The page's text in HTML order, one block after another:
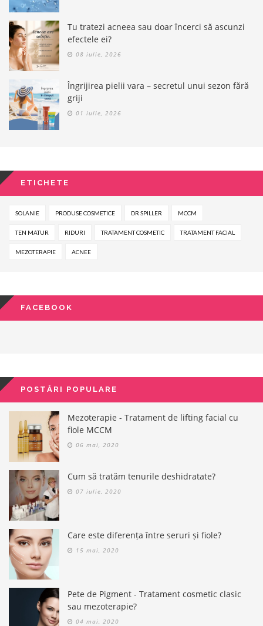
Tu tratezi acneea sau doar încerci să ascunzi
efectele ei?
08 iulie, 2026
Îngrijirea pielii vara – secretul unui sezon fără
griji
01 iulie, 2026
ETICHETE
SOLANIE PRODUSE COSMETICE DR SPILLER MCCM
TEN MATUR RIDURI TRATAMENT COSMETIC TRATAMENT FACIAL
MEZOTERAPIE ACNEE
FACEBOOK
POSTĂRI POPULARE
Mezoterapie - Tratament de lifting facial cu
fiole MCCM
06 mai, 2020
Cum să tratăm tenurile deshidratate?
07 iulie, 2020
Care este diferența între seruri și fiole?
15 mai, 2020
Pete de Pigment - Tratament cosmetic clasic
sau mezoterapie?
04 mai, 2020